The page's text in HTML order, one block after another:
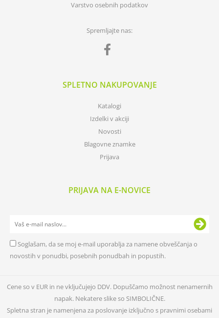
Varstvo osebnih podatkov
Spremljajte nas:
SPLETNO NAKUPOVANJE
Katalogi
Izdelki v akciji
Novosti
Blagovne znamke
Prijava
PRIJAVA NA E-NOVICE
Soglašam, da se moj e-mail uporablja za namene obveščanja o
novostih v ponudbi, posebnih ponudbah in popustih.
Cene so v EUR in ne vključujejo DDV. Dopuščamo možnost nenamernih
napak. Nekatere slike so SIMBOLIČNE.
Spletna stran je namenjena za poslovanje izključno s pravnimi osebami